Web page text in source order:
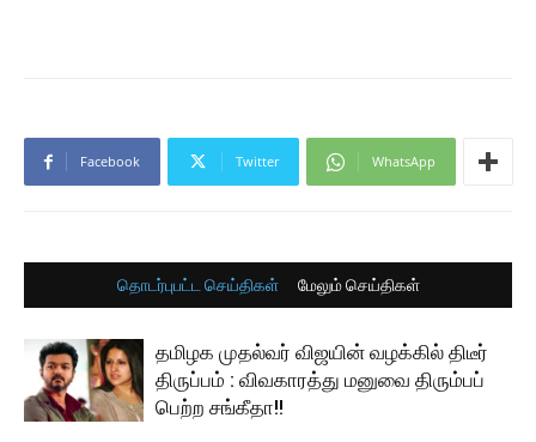
Facebook Twitter WhatsApp
தொடர்புபட்ட செய்திகள் மேலும் செய்திகள்
தமிழக முதல்வர் விஜயின் வழக்கில் திடீர்
திருப்பம் : விவகாரத்து மனுவை திரும்பப்
பெற்ற சங்கீதா!!